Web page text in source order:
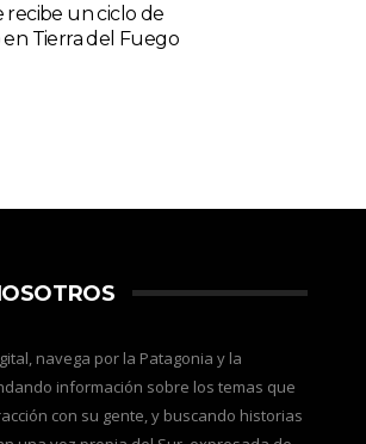
recibe un ciclo de
Tierra del Fuego
navega por la Patagonia y la
información sobre los temas que
con su gente, y buscando historias